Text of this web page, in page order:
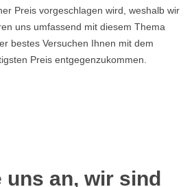
Preis vorgeschlagen wird, weshalb wir
uns umfassend mit diesem Thema
bestes Versuchen Ihnen mit dem
Preis entgegenzukommen.
uns an, wir sind